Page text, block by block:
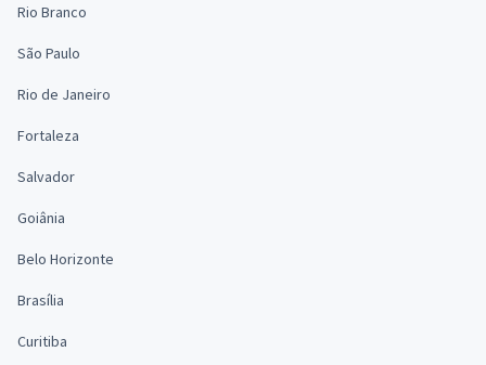
Rio Branco
São Paulo
Rio de Janeiro
Fortaleza
Salvador
Goiânia
Belo Horizonte
Brasília
Curitiba